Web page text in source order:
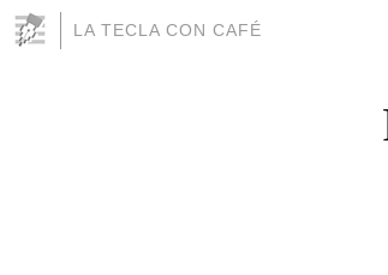
LA TECLA CON CAFÉ